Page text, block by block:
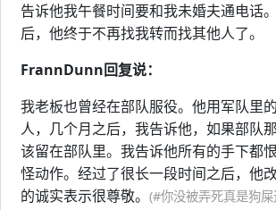
告诉他我午餐时间要和我未婚夫通电话
后，他终于不再找我转而找其他人了。
FrannDunn回复说：
我老板也曾经在部队服役。他用军队里
人，几个月之后，我告诉他，如果部队
该留在部队里。我告诉他所有的手下都
怪动作。经过了很长一段时间之后，他
的诚实表示很尊敬。 (#你没被弄死真是狗屎